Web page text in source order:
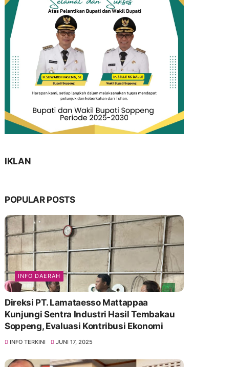
IKLAN
POPULAR POSTS
INFO DAERAH
Direksi PT. Lamataesso Mattappaa
Kunjungi Sentra Industri Hasil Tembakau
Soppeng, Evaluasi Kontribusi Ekonomi
INFO TERKINI JUNI 17, 2025